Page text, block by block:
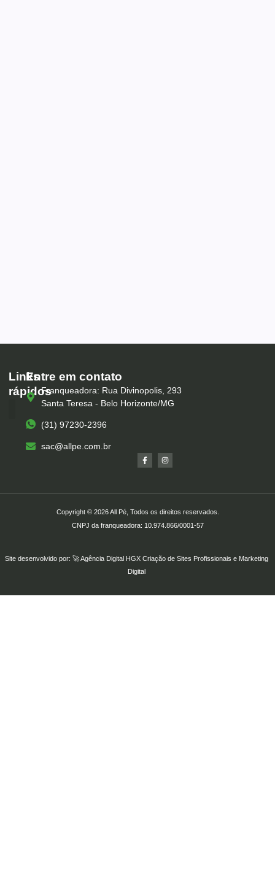
Links
rápidos
Entre em contato
Franqueadora: Rua Divinopolis, 293
Santa Teresa - Belo Horizonte/MG
(31) 97230-2396
sac@allpe.com.br
Copyright © 2026 All Pé, Todos os direitos reservados.
CNPJ da franqueadora: 10.974.866/0001-57
Site desenvolvido por: 🚀Agência Digital HGXCriação de Sites Profissionaise Marketing
Digital